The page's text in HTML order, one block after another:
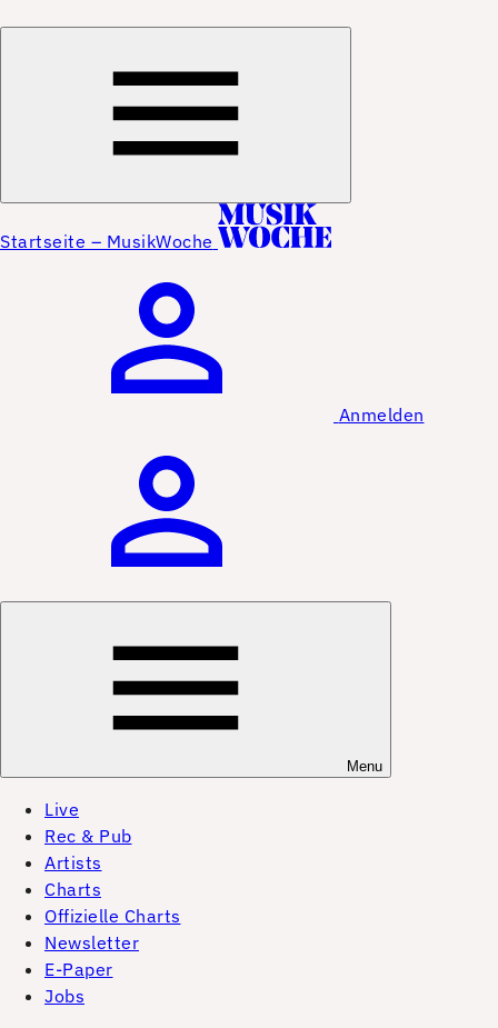
Startseite – MusikWoche
Anmelden
Menu
Live
Rec & Pub
Artists
Charts
Offizielle Charts
Newsletter
E-Paper
Jobs